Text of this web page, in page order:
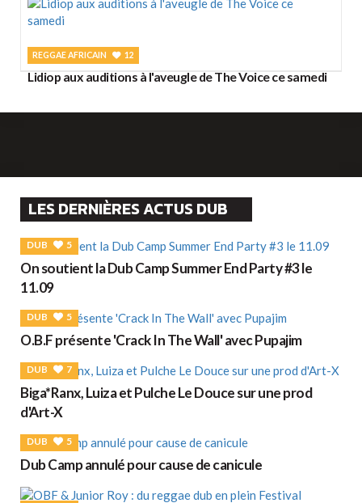
REGGAE AFRICAIN 12
Lidiop aux auditions à l'aveugle de The Voice ce samedi
LES DERNIÈRES ACTUS DUB
DUB 5
On soutient la Dub Camp Summer End Party #3 le
11.09
DUB 5
O.B.F présente 'Crack In The Wall' avec Pupajim
DUB 7
Biga*Ranx, Luiza et Pulche Le Douce sur une prod
d'Art-X
DUB 5
Dub Camp annulé pour cause de canicule